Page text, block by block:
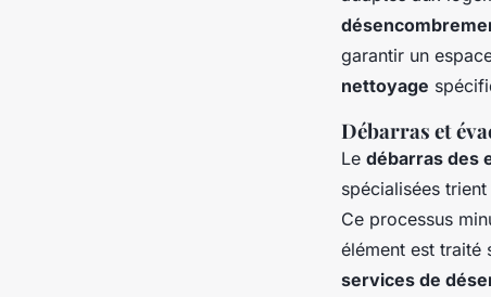
garantir un
nettoyage
Débarras et
Le débarras des
spécialisées
Ce processus
élément est traité
services de